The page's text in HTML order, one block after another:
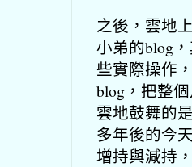
之後，雲地
小弟的blog
些實際操作
blog，把整
雲地鼓舞的
多年後的今
增持與減持